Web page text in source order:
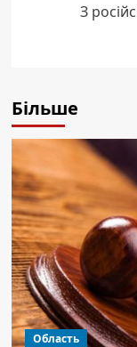
З
Більше
Область